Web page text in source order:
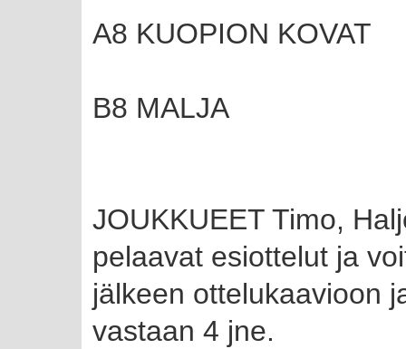
A8 KUOPION KOVAT
B8 MALJA
JOUKKUEET Timo,
pelaavat esiottelut ja
jälkeen ottelukaavioon
vastaan 4 jne.